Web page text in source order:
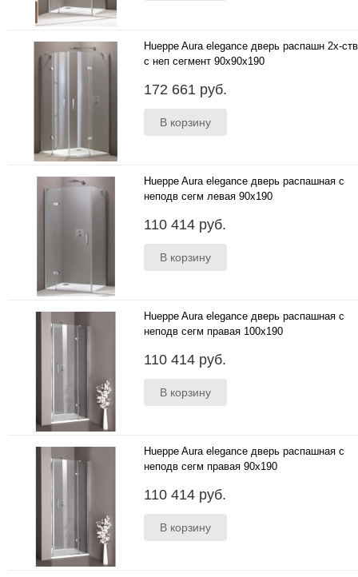
Hueppe Aura elegance дверь распашн 2х-ств
с неп сегмент 90x90x190
172 661 руб.
Hueppe Aura elegance дверь распашная с
неподв сегм левая 90x190
110 414 руб.
Hueppe Aura elegance дверь распашная с
неподв сегм правая 100x190
110 414 руб.
Hueppe Aura elegance дверь распашная с
неподв сегм правая 90x190
110 414 руб.